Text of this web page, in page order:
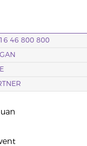
46 800 800